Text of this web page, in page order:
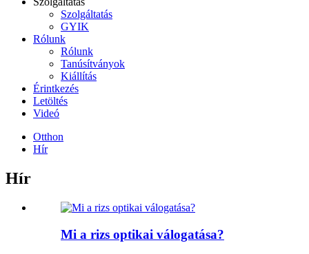
Szolgáltatás
GYIK
Rólunk
Rólunk
Tanúsítványok
Kiállítás
Érintkezés
Letöltés
Videó
Otthon
Hír
Hír
Mi a rizs optikai válogatása?